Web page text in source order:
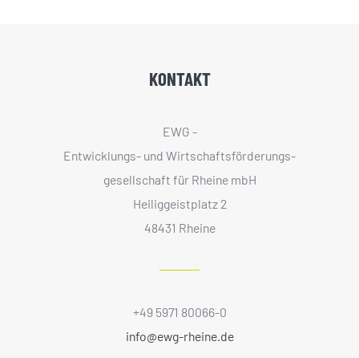
KONTAKT
EWG -
Entwicklungs- und Wirtschaftsförderungs­
gesellschaft für Rheine mbH
Heiliggeistplatz 2
48431 Rheine
+49 5971 80066-0
info@ewg-rheine.de